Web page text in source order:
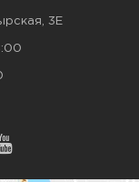
3Е